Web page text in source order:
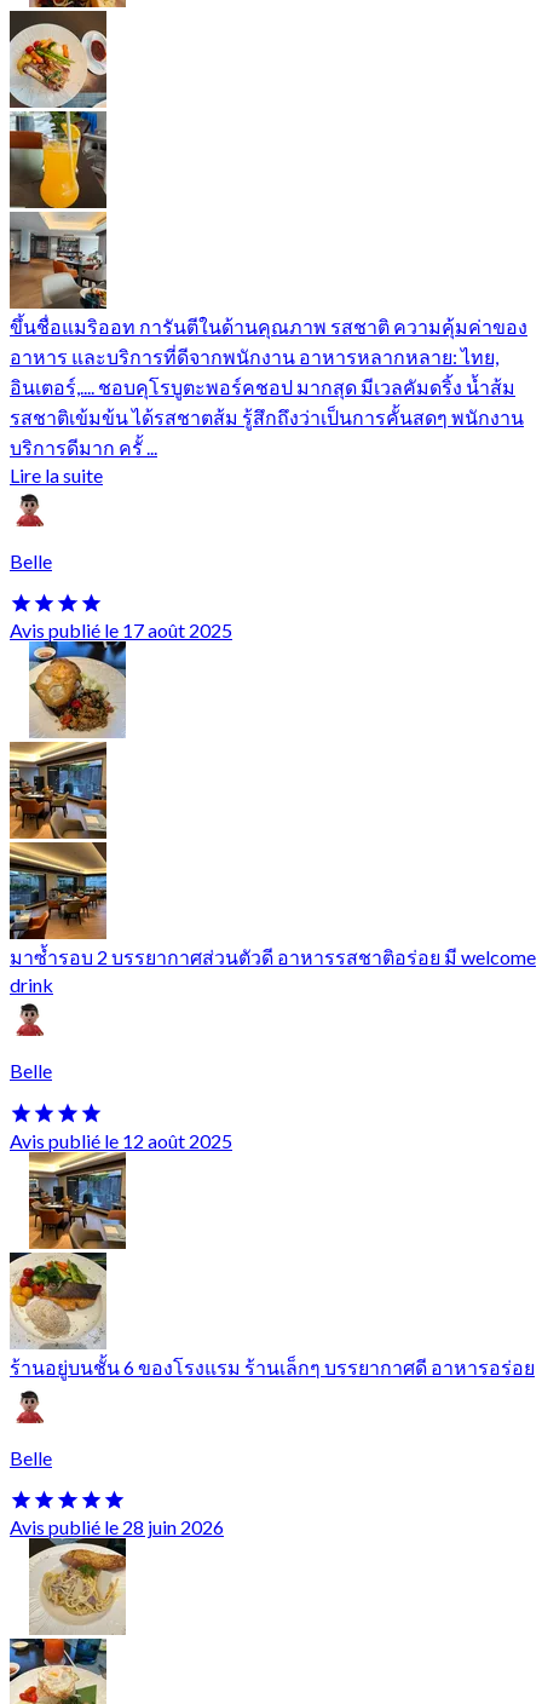
ขึ้นชื่อแมริออท การันตีในด้านคุณภาพ รสชาติ ความคุ้มค่าของ
อาหาร และบริการที่ดีจากพนักงาน อาหารหลากหลาย: ไทย,
อินเตอร์,.... ชอบคุโรบูตะพอร์คชอป มากสุด มีเวลคัมดริ้ง น้ำส้ม
รสชาติเข้มข้น ได้รสชาตส้ม รู้สึกถึงว่าเป็นการคั้นสดๆ พนักงาน
บริการดีมาก ครั้ ...
Lire la suite
Belle
Avis publié le 17 août 2025
มาซ้ำรอบ 2 บรรยากาศส่วนตัวดี อาหารรสชาติอร่อย มี welcome
drink
Belle
Avis publié le 12 août 2025
ร้านอยู่บนชั้น 6 ของโรงแรม ร้านเล็กๆ บรรยากาศดี อาหารอร่อย
Belle
Avis publié le 28 juin 2026